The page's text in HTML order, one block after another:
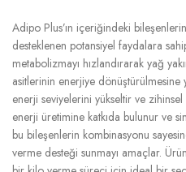
Adipo Plus’ın içeriğindeki
desteklenen potansiyel faydalara
metabolizmayı hızlandırarak yağ
asitlerinin enerjiye dönüştürülmesine
enerji seviyelerini yükseltir ve
enerji üretimine katkıda bulunur ve
bu bileşenlerin kombinasyonu
verme desteği sunmayı amaçlar.